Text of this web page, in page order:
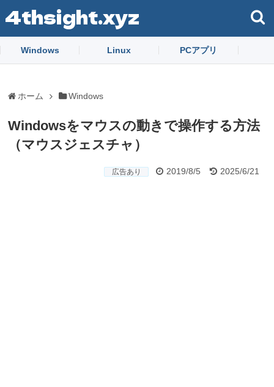
4thsight.xyz
Windows Linux PCアプリ
ホーム Windows
Windowsをマウスの動きで操作する方法
（マウスジェスチャ）
広告あり 2019/8/5 2025/6/21